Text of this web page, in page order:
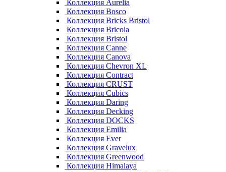
Коллекция Aurelia
Коллекция Bosco
Коллекция Bricks Bristol
Коллекция Bricola
Коллекция Bristol
Коллекция Canne
Коллекция Canova
Коллекция Chevron XL
Коллекция Contract
Коллекция CRUST
Коллекция Cubics
Коллекция Daring
Коллекция Decking
Коллекция DOCKS
Коллекция Emilia
Коллекция Ever
Коллекция Gravelux
Коллекция Greenwood
Коллекция Himalaya